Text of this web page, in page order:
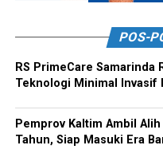
POS-
RS PrimeCare Samarinda
Teknologi Minimal Invasif
Pemprov Kaltim Ambil
Tahun, Siap Masuki Era